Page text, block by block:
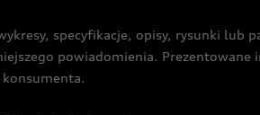
specyfikacje, opisy, rysunki
powiadomienia.